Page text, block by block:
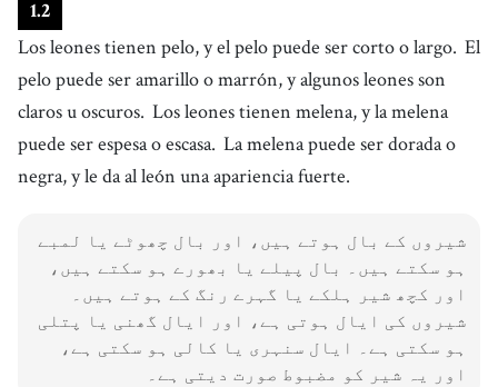
1.2
Los leones tienen pelo, y el pelo puede ser corto o largo. El
pelo puede ser amarillo o marrón, y algunos leones son
claros u oscuros. Los leones tienen melena, y la melena
puede ser espesa o escasa. La melena puede ser dorada o
negra, y le da al león una apariencia fuerte.
شیروں کے بال ہوتے ہیں، اور بال چھوٹے یا لمبے
ہو سکتے ہیں۔ بال پیلے یا بھورے ہو سکتے ہیں،
اور کچھ شیر ہلکے یا گہرے رنگ کے ہوتے ہیں۔
شیروں کی ایال ہوتی ہے، اور ایال گھنی یا پتلی
ہو سکتی ہے۔ ایال سنہری یا کالی ہو سکتی ہے،
اور یہ شیر کو مضبوط صورت دیتی ہے۔